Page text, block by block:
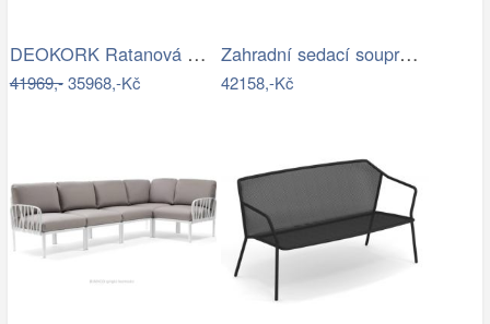
DEOKORK Ratanová modulová sestava…
41969,-35968,-Kč
Zahradní sedací souprava RICHMOND…
42158,-Kč